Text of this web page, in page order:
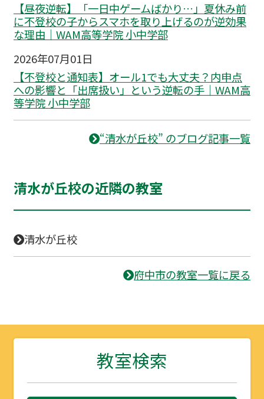
【昼夜逆転】「一日中ゲームばかり…」夏休み前
に不登校の子からスマホを取り上げるのが逆効果
な理由｜WAM高等学院 小中学部
2026年07月01日
【不登校と通知表】オール1でも大丈夫？内申点
への影響と「出席扱い」という逆転の手｜WAM高
等学院 小中学部
“清水が丘校” のブログ記事一覧
清水が丘校の近隣の教室
清水が丘校
府中市の教室一覧に戻る
教室検索